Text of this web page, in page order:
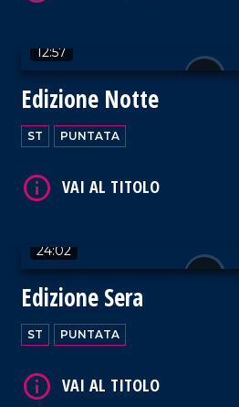
12:57
Edizione Notte
ST PUNTATA
24:02
Edizione Sera
ST PUNTATA
VAI AL TITOLO
VAI AL TITOLO